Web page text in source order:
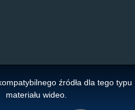
źródła dla tego typu
materiału wideo.